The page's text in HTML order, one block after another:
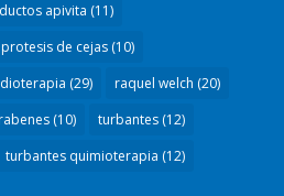
apivita (11)
protesis de cejas(10)
(29) raquel welch (20)
(10) turbantes(12)
turbantes quimioterapia (12)